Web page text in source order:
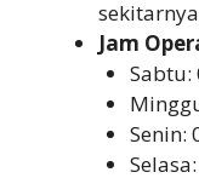
sekitarnya
Jam
Sabtu:
Senin: